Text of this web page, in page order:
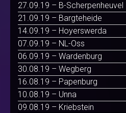
27.09.19 – B-Scherpenheuvel
21.09.19 – Bargteheide
14.09.19 – Hoyerswerda
07.09.19 – NL-Oss
06.09.19 – Wardenburg
30.08.19 – Wegberg
16.08.19 – Papenburg
10.08.19 – Unna
09.08.19 – Kriebstein